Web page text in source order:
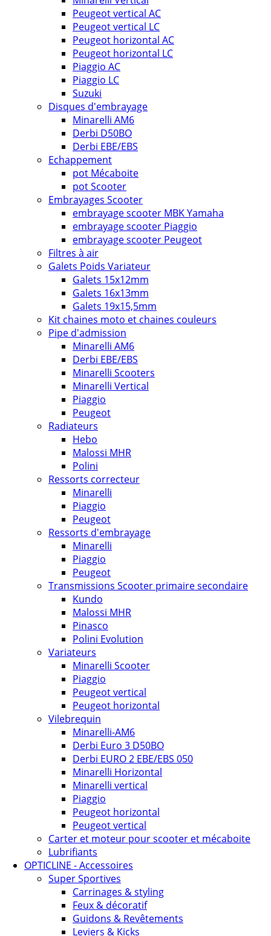
Peugeot vertical AC
Peugeot vertical LC
Peugeot horizontal AC
Peugeot horizontal LC
Piaggio AC
Piaggio LC
Suzuki
Disques d'embrayage
Minarelli AM6
Derbi D50BO
Derbi EBE/EBS
Echappement
pot Mécaboite
pot Scooter
Embrayages Scooter
embrayage scooter MBK Yamaha
embrayage scooter Piaggio
embrayage scooter Peugeot
Filtres à air
Galets Poids Variateur
Galets 15x12mm
Galets 16x13mm
Galets 19x15,5mm
Kit chaines moto et chaines couleurs
Pipe d'admission
Minarelli AM6
Derbi EBE/EBS
Minarelli Scooters
Minarelli Vertical
Piaggio
Peugeot
Radiateurs
Hebo
Malossi MHR
Polini
Ressorts correcteur
Minarelli
Piaggio
Peugeot
Ressorts d'embrayage
Minarelli
Piaggio
Peugeot
Transmissions Scooter primaire secondaire
Kundo
Malossi MHR
Pinasco
Polini Evolution
Variateurs
Minarelli Scooter
Piaggio
Peugeot vertical
Peugeot horizontal
Vilebrequin
Minarelli-AM6
Derbi Euro 3 D50BO
Derbi EURO 2 EBE/EBS 050
Minarelli Horizontal
Minarelli vertical
Piaggio
Peugeot horizontal
Peugeot vertical
Carter et moteur pour scooter et mécaboite
Lubrifiants
OPTICLINE - Accessoires
Super Sportives
Carrinages & styling
Feux & décoratif
Guidons & Revêtements
Leviers & Kicks